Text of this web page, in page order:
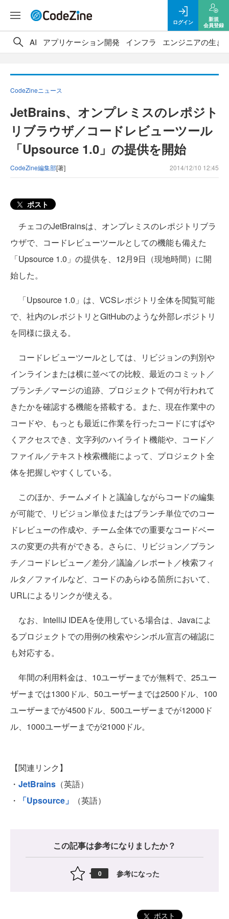
ログイン
新規
会員登録
AI アプリケーション開発 インフラ エンジニアの生き
CodeZineニュース
JetBrains、オンプレミスのレポジト
リブラウザ／コードレビューツール
「Upsource 1.0」の提供を開始
CodeZine編集部[著] 2014/12/10 12:45
ポスト
チェコのJetBrainsは、オンプレミスのレポジトリブラ
ウザで、コードレビューツールとしての機能も備えた
「Upsource 1.0」の提供を、12月9日（現地時間）に開
始した。
「Upsource 1.0」は、VCSレポジトリ全体を閲覧可能
で、社内のレポジトリとGitHubのような外部レポジトリ
を同様に扱える。
コードレビューツールとしては、リビジョンの判別や
インラインまたは横に並べての比較、最近のコミット／
ブランチ／マージの追跡、プロジェクトで何が行われて
きたかを確認する機能を搭載する。また、現在作業中の
コードや、もっとも最近に作業を行ったコードにすばや
くアクセスでき、文字列のハイライト機能や、コード／
ファイル／テキスト検索機能によって、プロジェクト全
体を把握しやすくしている。
このほか、チームメイトと議論しながらコードの編集
が可能で、リビジョン単位またはブランチ単位でのコー
ドレビューの作成や、チーム全体での重要なコードベー
スの変更の共有ができる。さらに、リビジョン／ブラン
チ／コードレビュー／差分／議論／レポート／検索フィ
ルタ／ファイルなど、コードのあらゆる箇所において、
URLによるリンクが使える。
なお、IntelliJ IDEAを使用している場合は、Javaによ
るプロジェクトでの用例の検索やシンボル宣言の確認に
も対応する。
年間の利用料金は、10ユーザーまでが無料で、25ユー
ザーまでは1300ドル、50ユーザーまでは2500ドル、100
ユーザーまでが4500ドル、500ユーザーまでが12000ド
ル、1000ユーザーまでが21000ドル。
【関連リンク】
・ JetBrains （英語）
・
「Upsource」 （英語）
この記事は参考になりましたか？
0 参考になった
ポスト